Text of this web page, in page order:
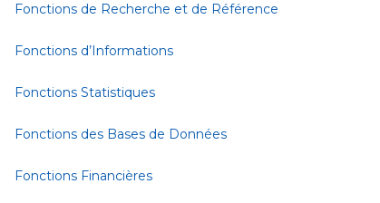
Fonctions de Recherche et de Référence
Fonctions d’Informations
Fonctions Statistiques
Fonctions des Bases de Données
Fonctions Financières